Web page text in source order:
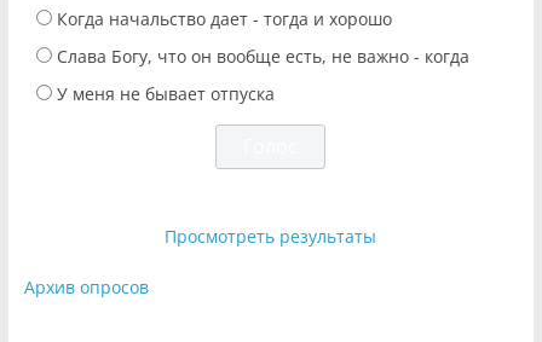
Когда начальство дает - тогда и хорошо
Слава Богу, что он вообще есть, не важно - когда
У меня не бывает отпуска
Просмотреть результаты
Архив опросов